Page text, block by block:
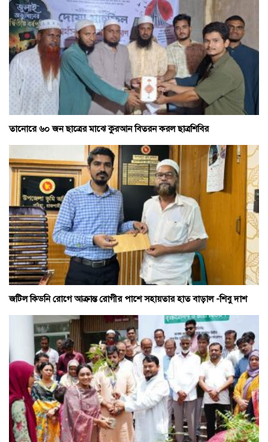
তানোরে ৬০ জন ছাত্রের মাঝে কুরআন বিতরন করল ছাত্রশিবির
জটিল কিডনি রোগে আক্রান্ত রোগীর পাশে সহায়তার হাত বাড়াল -শিবু দাশ